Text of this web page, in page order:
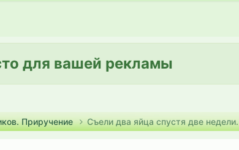
для вашей рекламы
Приручение Съели два яйца спустя две недели.